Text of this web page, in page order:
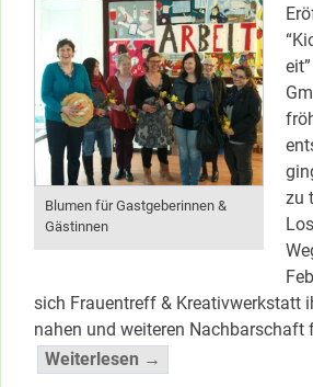
Blumen für Gastgeberinnen &
Gästinnen
zu
sich Frauentreff & Kreativwerkstatt
nahen und weiteren Nachbarschaft
Weiterlesen →